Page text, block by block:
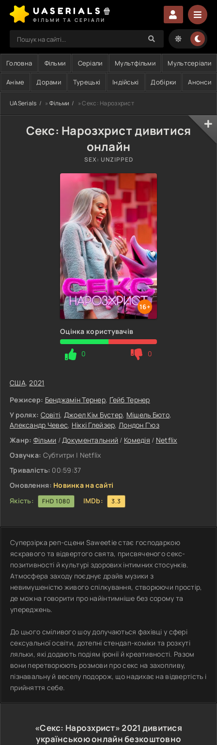
UASERIALS🍿
ФІЛЬМИ ТА СЕРІАЛИ
Головна Фільми Серіали Мультфільми Мультсеріали
Аніме Дорами Турецькі Індійські Добірки Анонси
UASerials » Фільми » Секс: Нарозхрист
Секс: Нарозхрист дивитися
онлайн
SEX: UNZIPPED
16+
Оцінка користувачів
0 0
США,2021
Режисер: Бенджамін Тернер, Ґейб Тернер
У ролях: Совіті, Джоел Кім Бустер, Мішель Бюто,
Александр Чевес, Ніккі Глейзер, Лондон Г'юз
Жанр: Фільми /Документальний / Комедія / Netflix
Озвучка: Субтитри | Netflix
Тривалість: 00:59:37
Оновлення: Новинка на сайті
Якість:
FHD 1080 IMDb: 3.3
Суперзірка реп-сцени Saweetie стає господаркою
яскравого та відвертого свята, присвяченого секс-
позитивності й культурі здорових інтимних стосунків.
Атмосфера заходу поєднує драйв музики з
невимушеністю живого спілкування, створюючи простір,
де можна говорити про найінтимніше без сорому та
упереджень.
До цього сміливого шоу долучаються фахівці у сфері
сексуальної освіти, дотепні стендап-коміки та розкуті
ляльки, які додають подіям іронії й креативності. Разом
вони перетворюють розмови про секс на захопливу,
пізнавальну й веселу подорож, що надихає на відвертість і
прийняття себе.
«Секс: Нарозхрист»2021 дивитися
українською онлайн безкоштовно